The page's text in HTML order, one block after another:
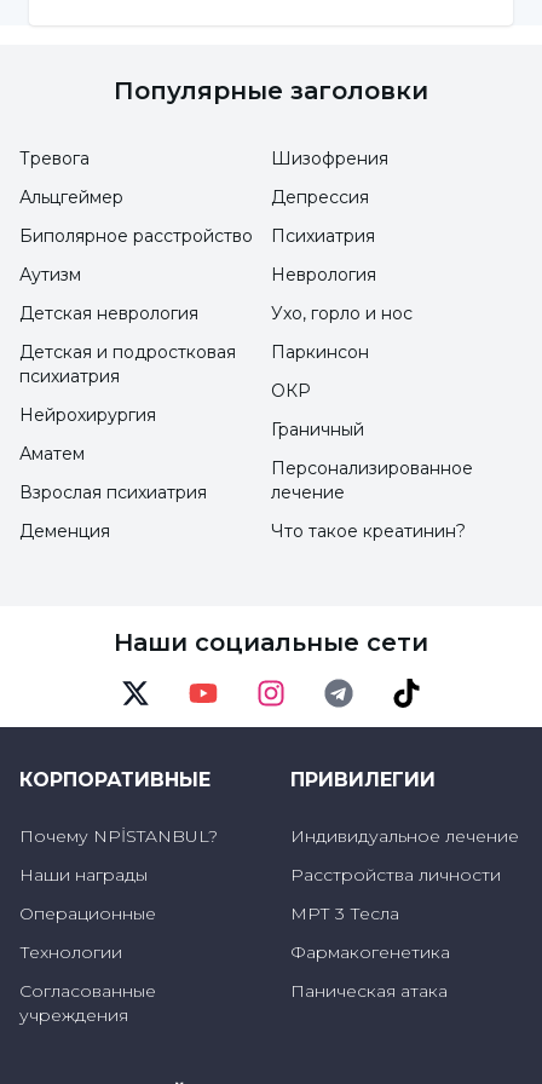
вестибулярного неврита?
При некоторых симптомах, которые
возникают у пациента, применяется
медикаментозная терапия, чтобы
уменьшить влияние таких симптомов, как
сильное головокружение, нарушение
равновесия, рвота и тошнота. Цель
медикаментозного лечения - дать пациенту
возможность выполнять свою
повседневную работу без посторонней
уменьшения интенсивности
программы физиотерапии. Цель этой
проблемам с равновесием и переучить
Упражнения для вестибулярной
реабилитации
Вестибулярная реабилитация - это практика,
основанная на упражнениях, которая
Популярные заголовки
Тревога
Альцгеймер
Биполярное расстройство
Аутизм
Детская неврология
Шизофрения
Депрессия
Психиатрия
Неврология
Ухо, горло и нос
Детская и подростковая
психиатрия
Нейрохирургия
Аматем
Взрослая психиатрия
Деменция
Паркинсон
ОКР
Граничный
Персонализированное
лечение
Что такое креатинин?
Наши социальные сети
КОРПОРАТИВНЫЕ
Почему NPİSTANBUL?
Наши награды
Операционные
Технологии
Согласованные
учреждения
ПРИВИЛЕГИИ
Индивидуальное лечение
Расстройства личности
МРТ 3 Тесла
Фармакогенетика
Паническая атака